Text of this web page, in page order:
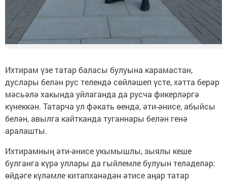
Ихтирам үзе татар баласы булуына карамастан,
дуслары белән рус телендә сөйләшеп үсте, хәтта берәр
мәсьәлә хакында уйлаганда да русча фикерләргә
күнеккән. Татарча ул фәкать өендә, әти-әнисе, абыйсы
белән, авылга кайтканда туганнары белән генә
аралашты.
Ихтирамның әти-әнисе укымышлы, зыялы кеше
булганга күрә уллары да гыйлемле булуын теләделәр:
өйдәге күләмле китапханәдән әтисе аңар татар